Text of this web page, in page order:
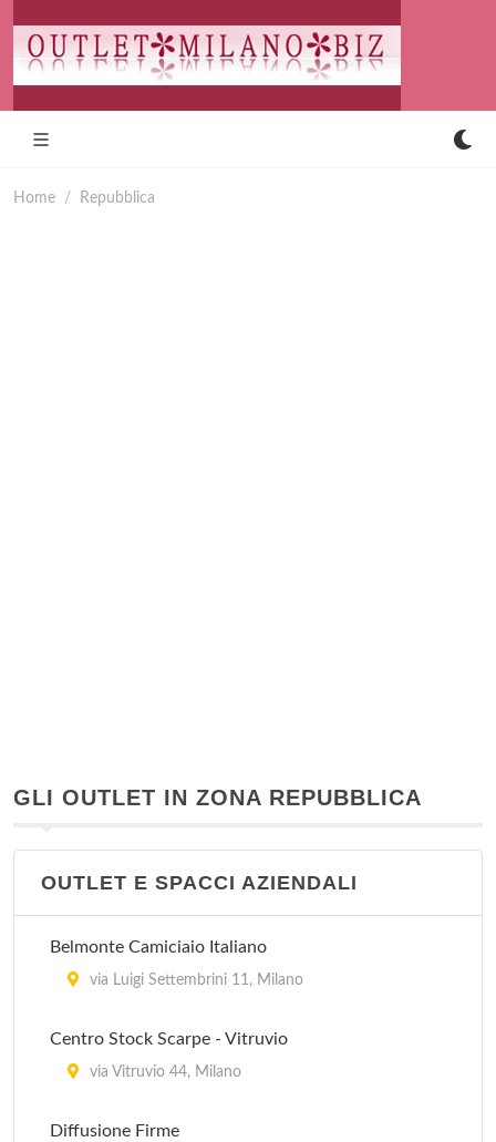
Home Repubblica
GLI OUTLET IN ZONA REPUBBLICA
OUTLET E SPACCI AZIENDALI
Belmonte Camiciaio Italiano
via Luigi Settembrini 11, Milano
Centro Stock Scarpe - Vitruvio
via Vitruvio 44, Milano
Diffusione Firme